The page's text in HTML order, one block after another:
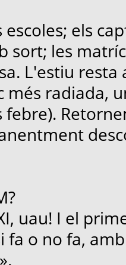
escoles; els
sort; les
L'estiu
més radiada,
febre).
uau! I el
fa o no fa,